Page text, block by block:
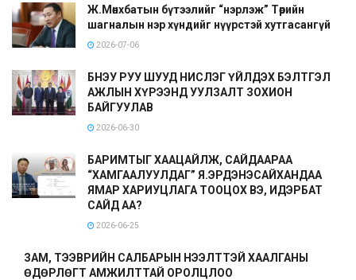
Ж.Мөнхбатын бүтээлийг “нэрлэж” Төрийн
шагналын нэр хүндийг нүүрстэй хутгасангүй
2026-07-06
БНЭУ РУУ ШУУД НИСЛЭГ ҮЙЛДЭХ БЭЛТГЭЛ
АЖЛЫН ХҮРЭЭНД УУЛЗАЛТ ЗОХИОН
БАЙГУУЛАВ
2026-06-30
БАРИМТЫГ ХААЦАЙЛЖ, САЙДААРАА
“ХАМГААЛУУЛДАГ” Я.ЭРДЭНЭСАЙХАНДАА
ЯМАР ХАРИУЦЛАГА ТООЦОХ ВЭ, ИДЭРБАТ
САЙД АА?
2026-06-25
ЗАМ, ТЭЭВРИЙН САЛБАРЫН НЭЭЛТТЭЙ ХААЛГАНЫ
ӨДӨРЛӨГТ АМЖИЛТТАЙ ОРОЛЦЛОО